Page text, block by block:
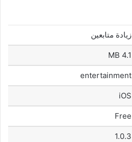
زيادة متابعين
4.1 MB
entertainment
iOS
Free
1.0.3